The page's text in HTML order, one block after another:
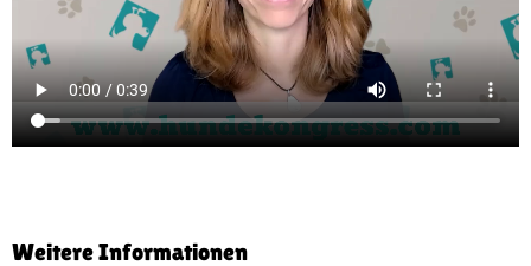
Weitere Informationen